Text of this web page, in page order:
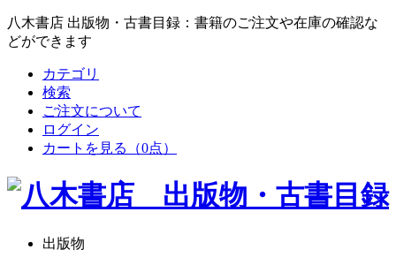
八木書店 出版物・古書目録：書籍のご注文や在庫の確認な
どができます
カテゴリ
検索
ご注文について
ログイン
カートを見る
（0点）
出版物